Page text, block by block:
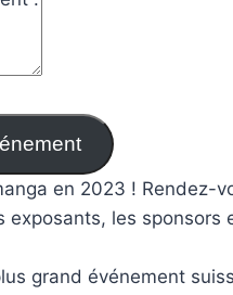
en 2023 !
les
grand événement